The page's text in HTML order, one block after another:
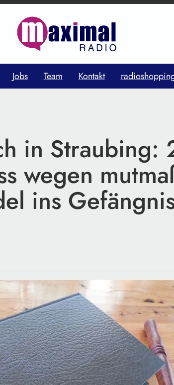
Jobs Team Kontakt
in Straubing:
wegen
ins